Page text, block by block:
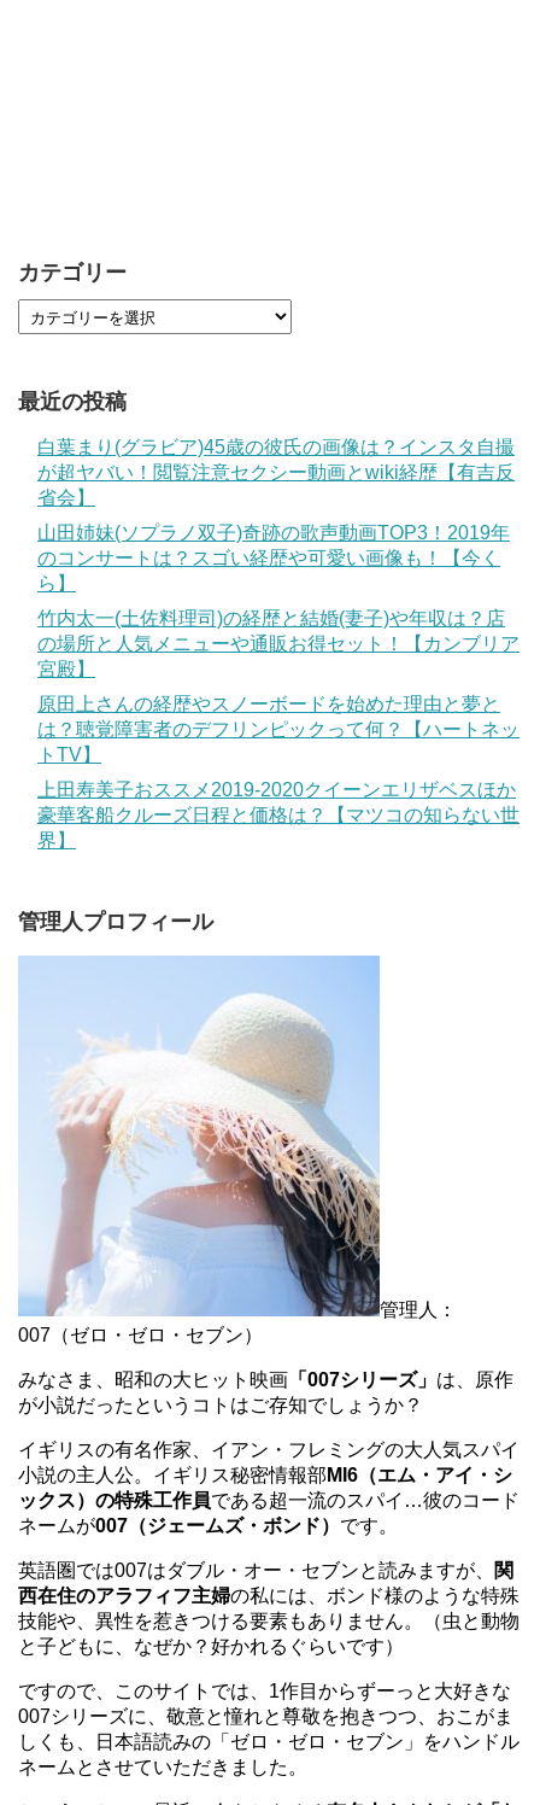
カテゴリー
最近の投稿
白葉まり(グラビア)45歳の彼氏の画像は？インスタ自撮
が超ヤバい！閲覧注意セクシー動画とwiki経歴【有吉反
省会】
山田姉妹(ソプラノ双子)奇跡の歌声動画TOP3！2019年
のコンサートは？スゴい経歴や可愛い画像も！【今く
ら】
竹内太一(土佐料理司)の経歴と結婚(妻子)や年収は？店
の場所と人気メニューや通販お得セット！【カンブリア
宮殿】
原田上さんの経歴やスノーボードを始めた理由と夢と
は？聴覚障害者のデフリンピックって何？【ハートネッ
トTV】
上田寿美子おススメ2019-2020クイーンエリザベスほか
豪華客船クルーズ日程と価格は？【マツコの知らない世
界】
管理人プロフィール
管理人：
007（ゼロ・ゼロ・セブン）
みなさま、昭和の大ヒット映画 「007シリーズ」 は、原作
が小説だったというコトはご存知でしょうか？
イギリスの有名作家、イアン・フレミングの大人気スパイ
小説の主人公。イギリス秘密情報部 MI6（エム・アイ・シ
ックス）の特殊工作員である超一流のスパイ…彼のコード
ネームが007（ジェームズ・ボンド） です。
英語圏では007はダブル・オー・セブンと読みますが、
関
西在住のアラフィフ主婦の私には、ボンド様のような特殊
技能や、異性を惹きつける要素もありません。（虫と動物
と子どもに、なぜか？好かれるぐらいです）
ですので、このサイトでは、1作目からずーっと大好きな
007シリーズに、敬意と憧れと尊敬を抱きつつ、おこがま
しくも、日本語読みの「ゼロ・ゼロ・セブン」をハンドル
ネームとさせていただきました。